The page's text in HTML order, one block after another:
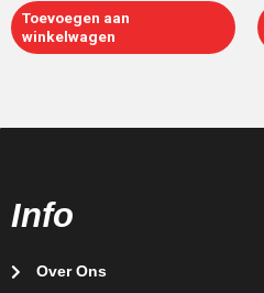
Toevoegen aan
winkelwagen
Info
Over Ons